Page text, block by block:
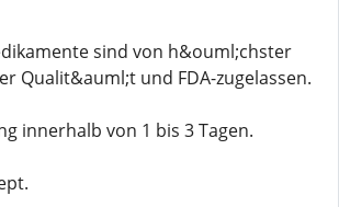
sind von h&ouml;chster
Qualit&auml;t und FDA-zugelassen.
innerhalb von 1 bis 3 Tagen.